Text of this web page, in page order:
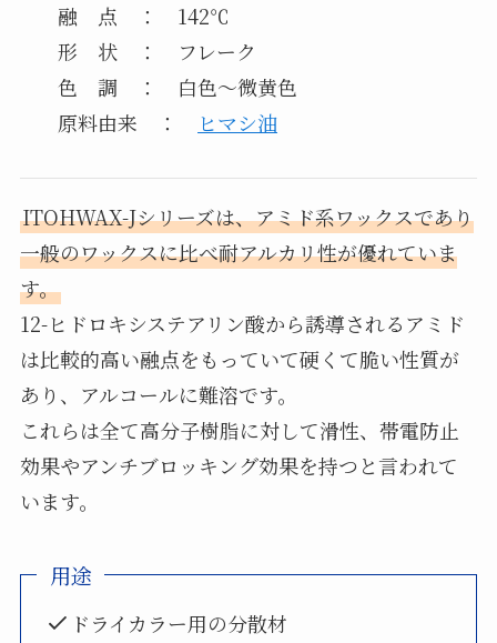
融 点 ： 142℃
形 状 ： フレーク
色 調 ： 白色～微黄色
原料由来 ：
ヒマシ油
ITOHWAX-Jシリーズは、アミド系ワックスであり
一般のワックスに比べ耐アルカリ性が優れていま
す。
12-ヒドロキシステアリン酸から誘導されるアミド
は比較的高い融点をもっていて硬くて脆い性質が
あり、アルコールに難溶です。
これらは全て高分子樹脂に対して滑性、帯電防止
効果やアンチブロッキング効果を持つと言われて
います。
用途
ドライカラー用の分散材